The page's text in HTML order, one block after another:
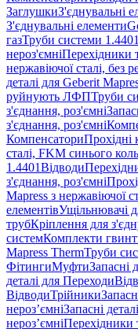
ЗаглушкиЗ'єднувальні
З'єднувальні елементи
газТруби системи 1.4401
нероз'ємніПерехідники
нержавіючої сталі,
деталі для Geberit
руйнують ЛФПТруби
з'єднання, роз'ємні
з'єднання, роз'ємні
КомпенсаториПрохідні
сталі, FKM синього
1.4401Відводи
з'єднання, роз'ємні
Mapress з нержавіючої
елементівУщільнювачі
трубКріплення для
системКомплекти
Mapress ThermТруби
ФітингиМуфтиЗапасні
деталі для Переходи
ВідводиТрійники
нероз’ємніЗапасні
нероз’ємніПерехідники